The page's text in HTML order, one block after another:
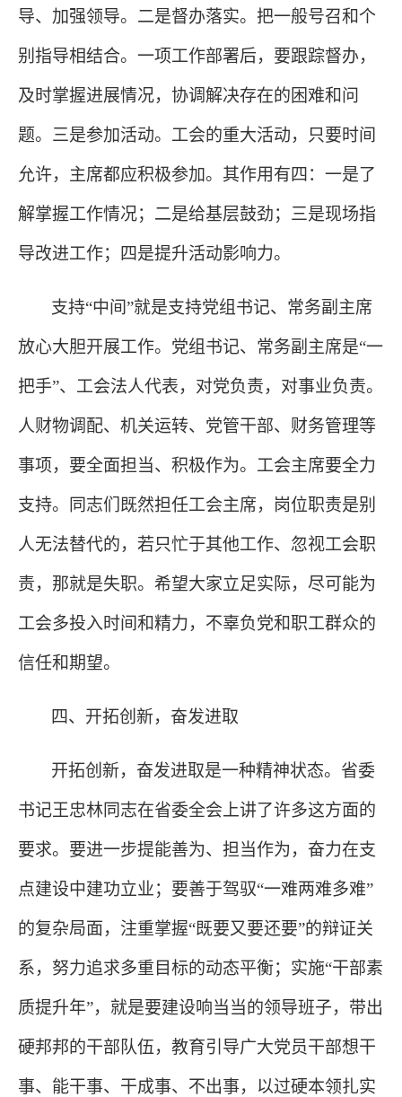
导、加强领导。二是督办落实。把一般号召和个
别指导相结合。一项工作部署后，要跟踪督办，
及时掌握进展情况，协调解决存在的困难和问
题。三是参加活动。工会的重大活动，只要时间
允许，主席都应积极参加。其作用有四：一是了
解掌握工作情况；二是给基层鼓劲；三是现场指
导改进工作；四是提升活动影响力。
支持“中间”就是支持党组书记、常务副主席
放心大胆开展工作。党组书记、常务副主席是“一
把手”、工会法人代表，对党负责，对事业负责。
人财物调配、机关运转、党管干部、财务管理等
事项，要全面担当、积极作为。工会主席要全力
支持。同志们既然担任工会主席，岗位职责是别
人无法替代的，若只忙于其他工作、忽视工会职
责，那就是失职。希望大家立足实际，尽可能为
工会多投入时间和精力，不辜负党和职工群众的
信任和期望。
四、开拓创新，奋发进取
开拓创新，奋发进取是一种精神状态。省委
书记王忠林同志在省委全会上讲了许多这方面的
要求。要进一步提能善为、担当作为，奋力在支
点建设中建功立业；要善于驾驭“一难两难多难”
的复杂局面，注重掌握“既要又要还要”的辩证关
系，努力追求多重目标的动态平衡；实施“干部素
质提升年”，就是要建设响当当的领导班子，带出
硬邦邦的干部队伍，教育引导广大党员干部想干
事、能干事、干成事、不出事，以过硬本领扎实